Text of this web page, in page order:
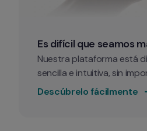
Es difícil que seamos
Nuestra plataforma está
sencilla e intuitiva, sin
Descúbrelo fácilmente